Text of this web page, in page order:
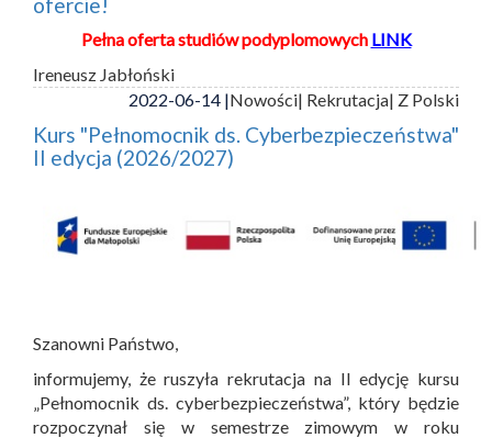
Pełna oferta studiów podyplomowych LINK
Ireneusz Jabłoński
2022-06-14 |Nowości| Rekrutacja| Z Polski
Kurs "Pełnomocnik ds. Cyberbezpieczeństwa"
II edycja (2026/2027)
Szanowni Państwo,
informujemy, że ruszyła rekrutacja na II edycję kursu
„Pełnomocnik ds. cyberbezpieczeństwa”, który będzie
rozpoczynał się w semestrze zimowym w roku